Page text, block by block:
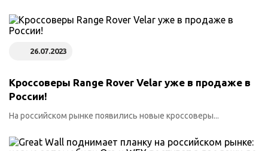
26.07.2023
Кроссоверы Range Rover Velar уже в продаже в
России!
На российском рынке появились новые кроссоверы...